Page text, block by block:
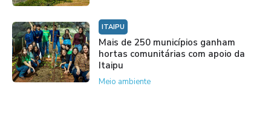
ITAIPU
Mais de 250 municípios ganham
hortas comunitárias com apoio da
Itaipu
Meio ambiente